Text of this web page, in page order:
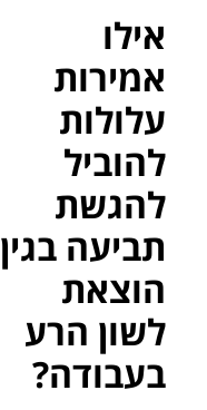
אילו
אמירות
עלולות
להוביל
להגשת
תביעה בגין
הוצאת
לשון הרע
בעבודה?